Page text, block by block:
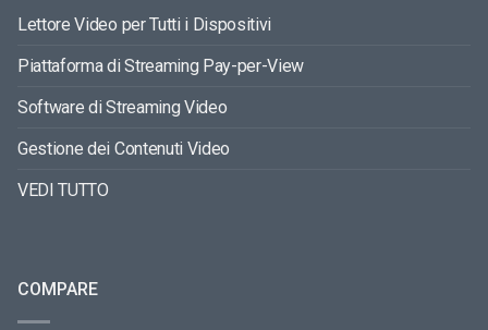
Lettore Video per Tutti i Dispositivi
Piattaforma di Streaming Pay-per-View
Software di Streaming Video
Gestione dei Contenuti Video
VEDI TUTTO
COMPARE